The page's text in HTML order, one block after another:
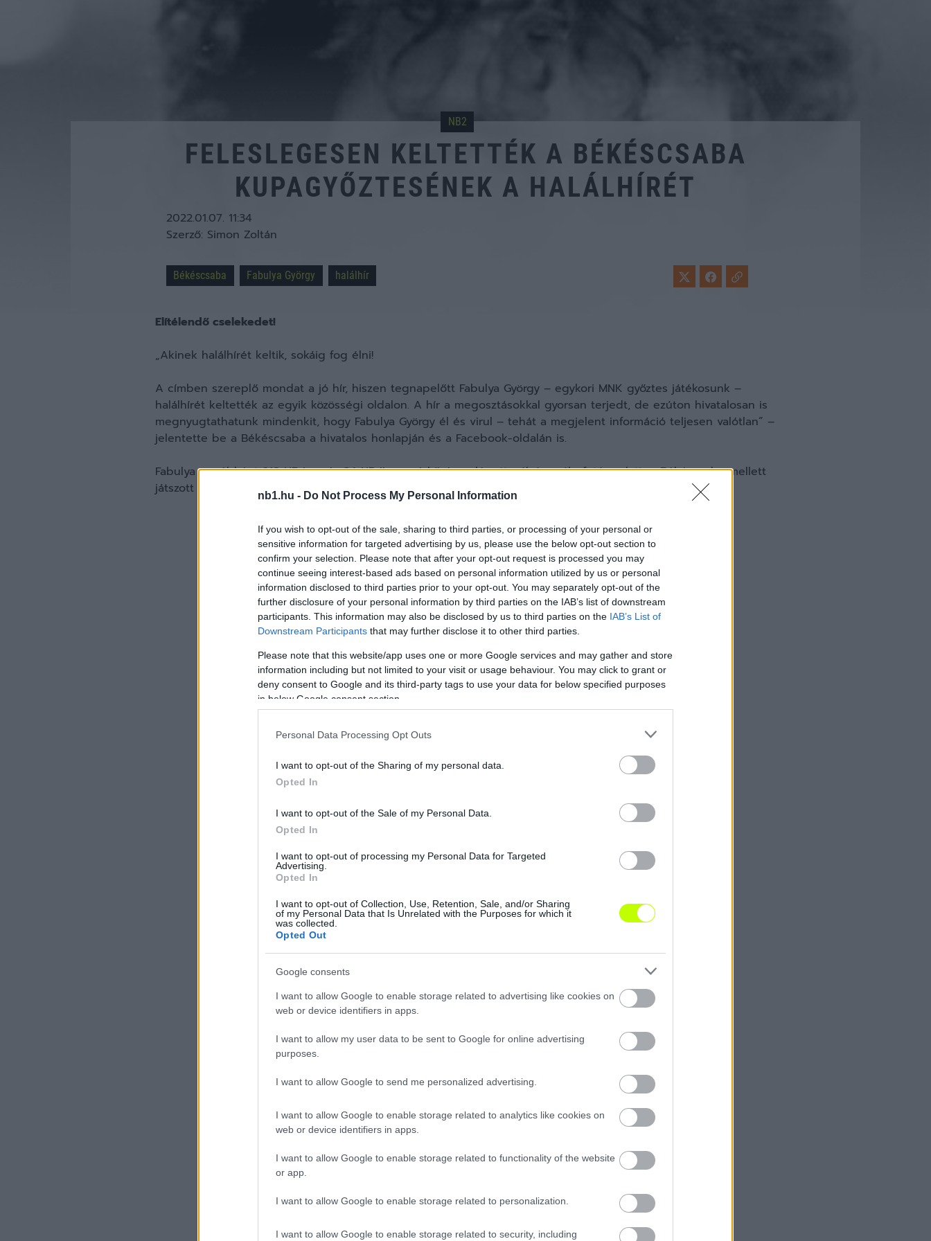
nb1.hu - Do Not Process My Personal Information
If you wish to opt-out of the sale, sharing to third parties, or processing of your personal or
sensitive information for targeted advertising by us, please use the below opt-out section to
confirm your selection. Please note that after your opt-out request is processed you may
continue seeing interest-based ads based on personal information utilized by us or personal
information disclosed to third parties prior to your opt-out. You may separately opt-out of the
further disclosure of your personal information by third parties on the IAB’s list of downstream
participants. This information may also be disclosed by us to third parties on the IAB’s List of
Downstream Participants that may further disclose it to other third parties.
Please note that this website/app uses one or more Google services and may gather and store
information including but not limited to your visit or usage behaviour. You may click to grant or
deny consent to Google and its third-party tags to use your data for below specified purposes
in below Google consent section.
Personal Data Processing Opt Outs
I want to opt-out of the Sharing of my personal data.
Opted In
I want to opt-out of the Sale of my Personal Data.
Opted In
I want to opt-out of processing my Personal Data for Targeted
Advertising.
Opted In
I want to opt-out of Collection, Use, Retention, Sale, and/or Sharing
of my Personal Data that Is Unrelated with the Purposes for which it
was collected.
Opted Out
Google consents
I want to allow Google to enable storage related to advertising like cookies on
web or device identifiers in apps.
I want to allow my user data to be sent to Google for online advertising
purposes.
I want to allow Google to send me personalized advertising.
I want to allow Google to enable storage related to analytics like cookies on
web or device identifiers in apps.
I want to allow Google to enable storage related to functionality of the website
or app.
I want to allow Google to enable storage related to personalization.
I want to allow Google to enable storage related to security, including
NB2
FELESLEGESEN KELTETTÉK A BÉKÉSCSABA
KUPAGYŐZTESÉNEK A HALÁLHÍRÉT
2022.01.07. 11:34
Szerző: Simon Zoltán
Békéscsaba Fabulya György halálhír
Elítélendő cselekedet!
„Akinek halálhírét keltik, sokáig fog élni!
A címben szereplő mondat a jó hír, hiszen tegnapelőtt Fabulya György – egykori MNK győztes játékosunk –
halálhírét keltették az egyik közösségi oldalon. A hír a megosztásokkal gyorsan terjedt, de ezúton hivatalosan is
megnyugtathatunk mindenkit, hogy Fabulya György él és virul – tehát a megjelent információ teljesen valótlan” –
jelentette be a Békéscsaba a hivatalos honlapján és a Facebook-oldalán is.
Fabulya egyébként 218 NB I-es és 34 NB II-es mérkőzésen lépett pályára pályafutása alatt, a Békéscsaba mellett
játszott még az Energie Cottbus, a Pahang, az MP Mikkeli, a Tiszakécske és a Békési FC csapataiban is.